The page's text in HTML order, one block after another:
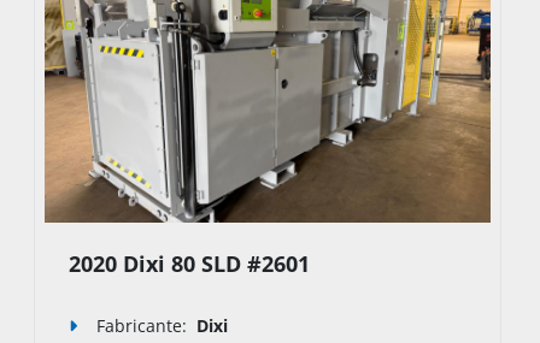
2020 Dixi 80 SLD #2601
Fabricante: Dixi